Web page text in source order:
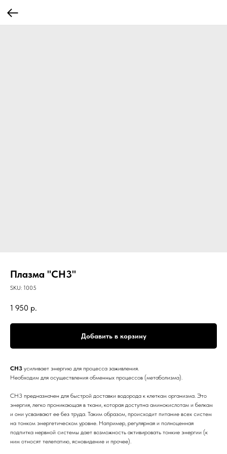
Плазма "CH3"
SKU: 1005
1 950 р.
Добавить в корзину
CH3 усиливает энергию для процесса заживления.
Необходим для осуществления обменных процессов (метаболизма).
СН3 предназначен для быстрой доставки водорода к клеткам организма. Это
энергия, легко проникающая в ткани, которая доступна аминокислотам и белкам
и они усваивают ее без труда. Таким образом, происходит питание всех систем
на тонком энергетическом уровне. Например, регулярная и полноценная
подпитка нервной системы дает возможность активировать тонкие энергии (к
ним относят телепатию, ясновидение и прочее).